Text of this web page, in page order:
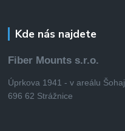
Kde nás najdete
Fiber Mounts s.r.o.
Úprkova 1941 - v areálu Šohaj
696 62 Strážnice